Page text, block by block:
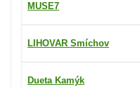
MUSE7
LIHOVAR Smíchov
Dueta Kamýk